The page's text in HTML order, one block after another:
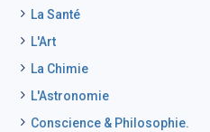
La Santé
L'Art
La Chimie
L'Astronomie
Conscience & Philosophie.